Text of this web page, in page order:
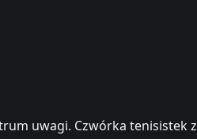
uwagi. Czwórka tenisistek